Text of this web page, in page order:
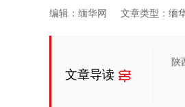
编辑：缅华网 文章类型：缅
文章导读
陕